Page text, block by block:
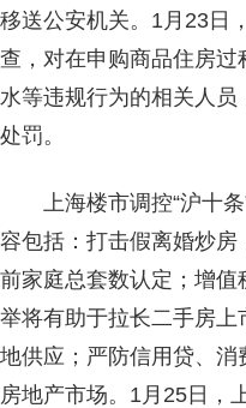
移送公安机关。1月23日
查，对在申购商品住房
水等违规行为的相关人员
处罚。
上海楼市调控“沪十
容包括：打击假离婚炒
前家庭总套数认定；增
举将有助于拉长二手房上
地供应；严防信用贷、消
房地产市场。1月25日，